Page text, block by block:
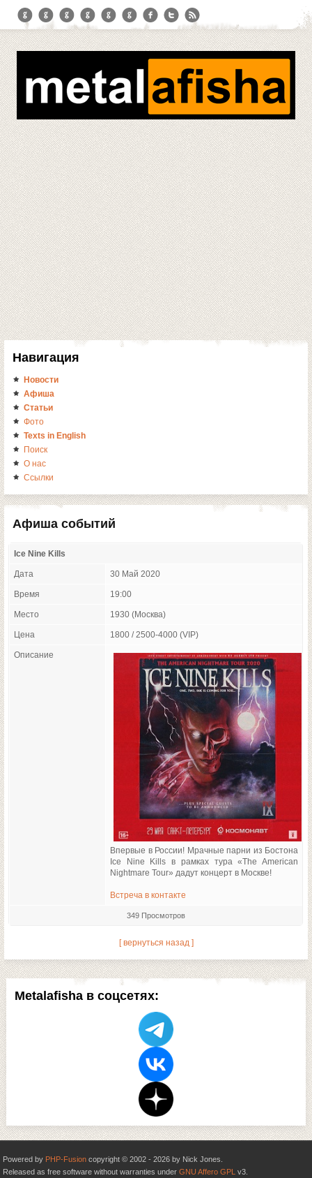
Metalafisha в соцсетях:
Навигация
Новости
Афиша
Статьи
Фото
Texts in English
Поиск
О нас
Ссылки
Афиша событий
Ice Nine Kills
Дата 30 Май 2020
Время 19:00
Место 1930 (Москва)
Цена 1800 / 2500-4000 (VIP)
Описание
Впервые в России! Мрачные парни из Бостона
Ice Nine Kills в рамках тура «The American
Nightmare Tour» дадут концерт в Москве!
Встреча в контакте
349 Просмотров
[ вернуться назад ]
Powered by PHP-Fusion copyright © 2002 - 2026 by Nick Jones.
Released as free software without warranties under GNU Affero GPL v3.